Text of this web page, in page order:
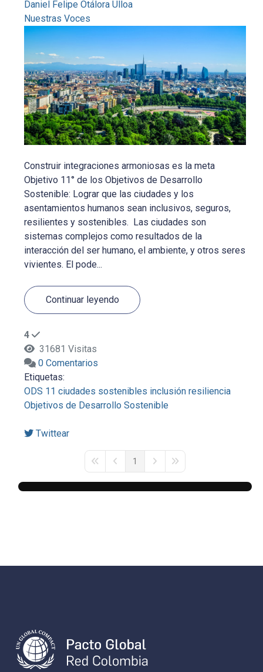
Daniel Felipe Otálora Ulloa
Nuestras Voces
Construir integraciones armoniosas es la meta
Objetivo 11° de los Objetivos de Desarrollo
Sostenible: Lograr que las ciudades y los
asentamientos humanos sean inclusivos, seguros,
resilientes y sostenibles. Las ciudades son
sistemas complejos como resultados de la
interacción del ser humano, el ambiente, y otros seres
vivientes. El pode...
Continuar leyendo
4
31681 Visitas
0 Comentarios
Etiquetas:
ODS 11 ciudades sostenibles inclusión resiliencia
Objetivos de Desarrollo Sostenible
Twittear
First PagePrevious Page
1
Next PageLast Page